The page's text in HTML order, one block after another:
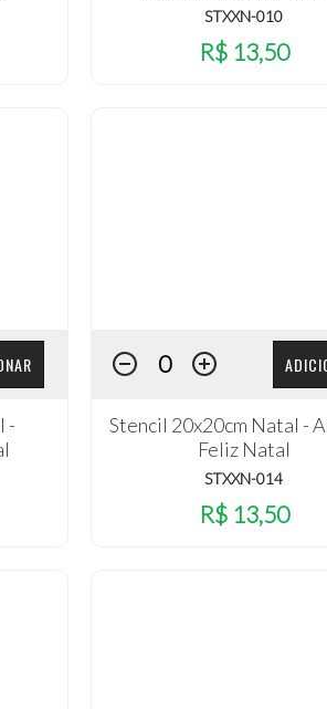
STXXN-010
R$ 13,50
-
Stencil 20x20cm Natal -
Feliz Natal
STXXN-014
R$ 13,50